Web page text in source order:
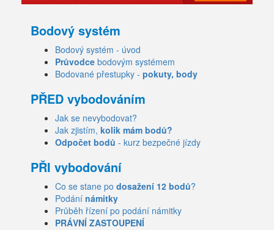
Bodový systém
Bodový systém - úvod
Průvodce bodovým systémem
Bodované přestupky - pokuty, body
PŘED vybodováním
Jak se nevybodovat?
Jak zjistím, kolik mám bodů?
Odpočet bodů - kurz bezpečné jízdy
PŘI vybodování
Co se stane po dosažení 12 bodů?
Podání námitky
Průběh řízení po podání námitky
PRÁVNÍ ZASTOUPENÍ